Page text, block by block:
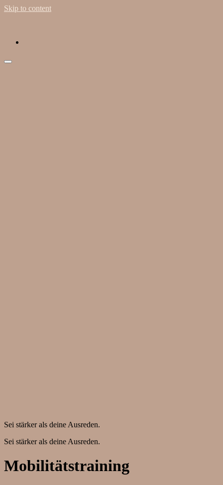
Skip to content
Sei stärker als deine Ausreden.
Sei stärker als deine Ausreden.
Mobilitätstraining